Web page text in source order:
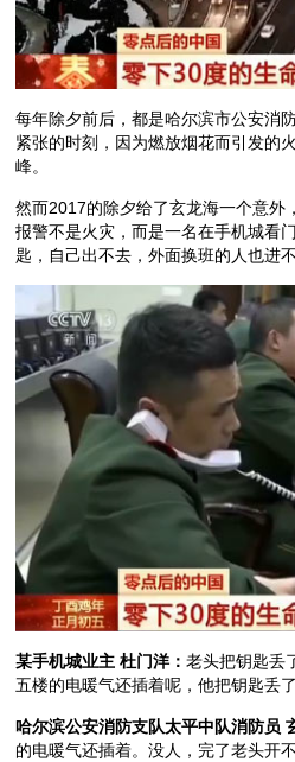
每年除夕前后，都是哈尔滨市公安消
紧张的时刻，因为燃放烟花而引发的
峰。
然而2017的除夕给了玄龙海一个意外
报警不是火灾，而是一名在手机城看
匙，自己出不去，外面换班的人也进不
某手机城业主 杜门洋：老头把钥匙丢
五楼的电暖气还插着呢，他把钥匙丢了
哈尔滨公安消防支队太平中队消防员
的电暖气还插着。没人，完了老头开